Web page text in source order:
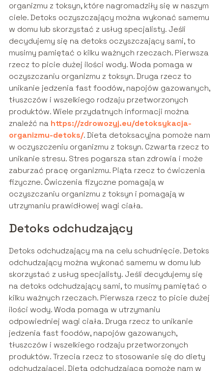
organizmu z toksyn, które nagromadziły się w naszym
ciele. Detoks oczyszczający można wykonać samemu
w domu lub skorzystać z usług specjalisty. Jeśli
decydujemy się na detoks oczyszczający sami, to
musimy pamiętać o kilku ważnych rzeczach. Pierwsza
rzecz to picie dużej ilości wody. Woda pomaga w
oczyszczaniu organizmu z toksyn. Druga rzecz to
unikanie jedzenia fast foodów, napojów gazowanych,
tłuszczów i wszelkiego rodzaju przetworzonych
produktów. Wiele przydatnych informacji można
znaleźć na https://zdrowozyj.eu/detoksykacja-
organizmu-detoks/. Dieta detoksacyjna pomoże nam
w oczyszczeniu organizmu z toksyn. Czwarta rzecz to
unikanie stresu. Stres pogarsza stan zdrowia i może
zaburzać pracę organizmu. Piąta rzecz to ćwiczenia
fizyczne. Ćwiczenia fizyczne pomagają w
oczyszczaniu organizmu z toksyn i pomagają w
utrzymaniu prawidłowej wagi ciała.
Detoks odchudzający
Detoks odchudzający ma na celu schudnięcie. Detoks
odchudzający można wykonać samemu w domu lub
skorzystać z usług specjalisty. Jeśli decydujemy się
na detoks odchudzający sami, to musimy pamiętać o
kilku ważnych rzeczach. Pierwsza rzecz to picie dużej
ilości wody. Woda pomaga w utrzymaniu
odpowiedniej wagi ciała. Druga rzecz to unikanie
jedzenia fast foodów, napojów gazowanych,
tłuszczów i wszelkiego rodzaju przetworzonych
produktów. Trzecia rzecz to stosowanie się do diety
odchudzającej. Dieta odchudzająca pomoże nam w